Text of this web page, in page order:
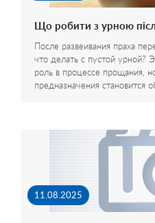
Що робити з урною
После развеивания праха
что делать с пустой урной?
роль в процессе прощания,
предназначения становится
11.08.2025